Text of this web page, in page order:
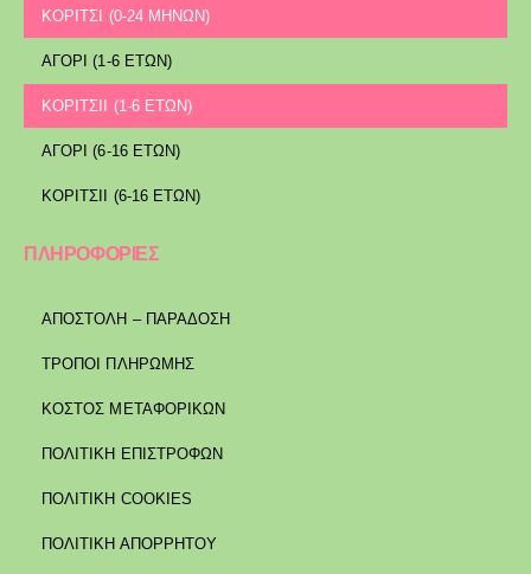
ΚΟΡΙΤΣΙ (0-24 ΜΗΝΩΝ)
ΑΓΟΡΙ (1-6 ΕΤΩΝ)
ΚΟΡΙΤΣΙΙ (1-6 ΕΤΩΝ)
ΑΓΟΡΙ (6-16 ΕΤΩΝ)
ΚΟΡΙΤΣΙΙ (6-16 ΕΤΩΝ)
ΠΛΗΡΟΦΟΡΙΕΣ
ΑΠΟΣΤΟΛΉ – ΠΑΡΆΔΟΣΗ
ΤΡΌΠΟΙ ΠΛΗΡΩΜΉΣ
ΚΌΣΤΟΣ ΜΕΤΑΦΟΡΙΚΏΝ
ΠΟΛΙΤΙΚΉ ΕΠΙΣΤΡΟΦΏΝ
ΠΟΛΙΤΙΚΉ COOKIES
ΠΟΛΙΤΙΚΉ ΑΠΟΡΡΉΤΟΥ